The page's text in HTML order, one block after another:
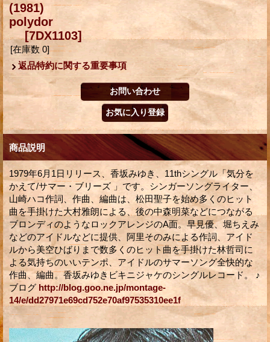
(1981)
polydor
[7DX1103]
[在庫数 0]
返品特約に関する重要事項
商品説明
1979年6月1日リリース、香坂みゆき、11thシングル「気分を
かえて/サマー・ブリーズ 」です。シンガーソングライター、
山崎ハコ作詞、作曲、編曲は、松田聖子を始め多くのヒット
曲を手掛けた大村雅朗による、後の中森明菜などにつながる
ブロンディのようなロックアレンジのA面。早見優、堀ちえみ
などのアイドルなどに提供、阿里そのみによる作詞、アイド
ルから美空ひばりまで数多くのヒット曲を手掛けた林哲司に
よる気持ちのいいテンポ、アイドルのサマーソング全快的な
作曲、編曲。香坂みゆきビキニジャケのシングルレコード。 ♪
ブログ http://blog.goo.ne.jp/montage-
14/e/dd27971e69cd752e70af97535310ee1f